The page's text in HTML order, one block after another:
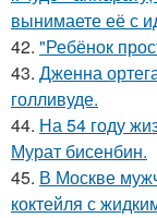
вынимаете её с
42. "Ребёнок
43. Дженна
голливуде.
44. На 54 году
Мурат бисенбин.
45. В Москве
коктейля с